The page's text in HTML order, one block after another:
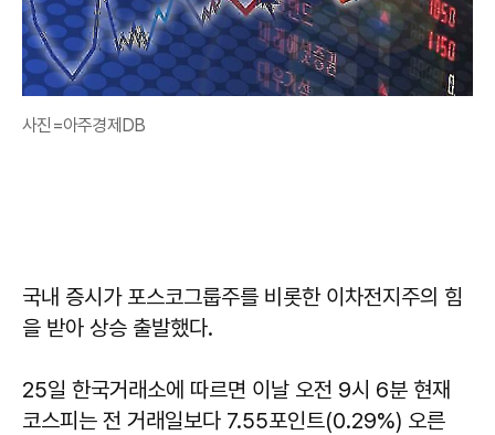
사진=아주경제DB
국내 증시가 포스코그룹주를 비롯한 이차전지주의 힘
을 받아 상승 출발했다.
25일 한국거래소에 따르면 이날 오전 9시 6분 현재
코스피는 전 거래일보다 7.55포인트(0.29%) 오른